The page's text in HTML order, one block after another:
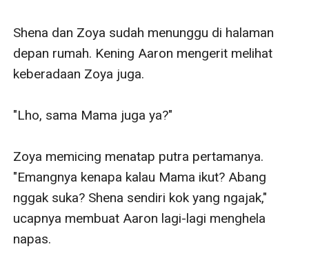
Shena dan Zoya sudah menunggu di halaman
depan rumah. Kening Aaron mengerit melihat
keberadaan Zoya juga.
"Lho, sama Mama juga ya?"
Zoya memicing menatap putra pertamanya.
"Emangnya kenapa kalau Mama ikut? Abang
nggak suka? Shena sendiri kok yang ngajak,"
ucapnya membuat Aaron lagi-lagi menghela
napas.